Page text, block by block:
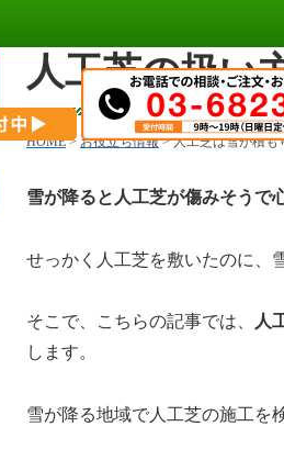
人工芝は雪
人工芝の扱い
HOME> お役立ち情報>人工芝は雪が積も
雪が降ると人工芝が傷みそうで
せっかく人工芝を敷いたのに、
そこで、こちらの記事では、 人
します。
雪が降る地域で人工芝の施工を